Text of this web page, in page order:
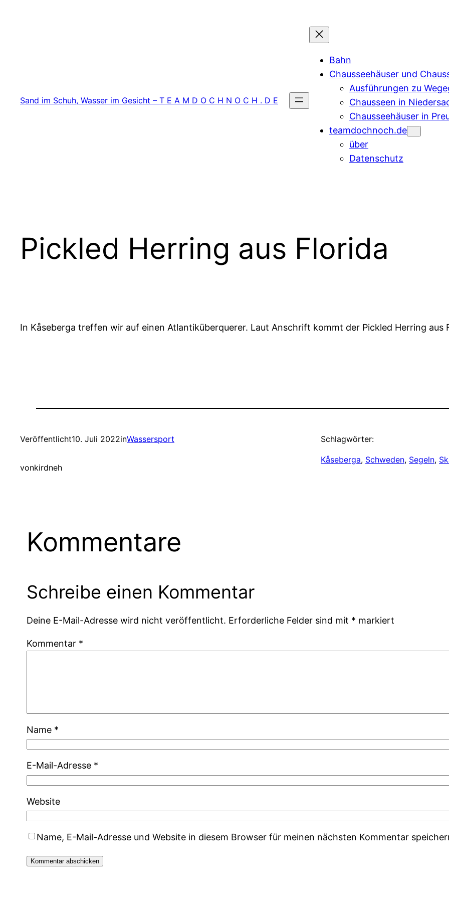
Sand im Schuh, Wasser im Gesicht – T E A M D O C H N O C H . D E
Bahn
Chausseehäuser und
Ausführungen zu
Chausseen in
Chausseehäuser in
teamdochnoch.de
über
Datenschutz
Pickled Herring aus Florida
In Kåseberga treffen wir auf einen Atlantiküberquerer. Laut Anschrift kommt der Pickled Herring aus
Veröffentlicht10. Juli 2022inWassersport
vonkirdneh
Schlagwörter:
Kåseberga, Schweden, Segeln,
Kommentare
Schreibe einen Kommentar
Deine E-Mail-Adresse wird nicht veröffentlicht. Erforderliche Felder sind mit * markiert
Kommentar *
Name *
E-Mail-Adresse *
Website
Name, E-Mail-Adresse und Website in diesem Browser für meinen nächsten Kommentar